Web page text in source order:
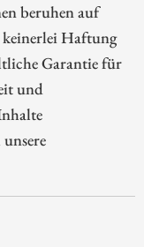
beruhen auf
Haftung
Garantie für
und